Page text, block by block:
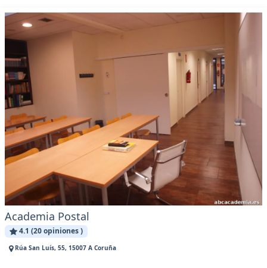
Academia Postal
4.1 (20 opiniones )
Rúa San Luís, 55, 15007 A Coruña